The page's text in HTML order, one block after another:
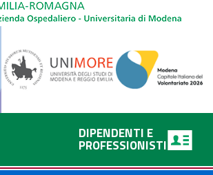
DIPENDENTI E
PROFESSIONISTI